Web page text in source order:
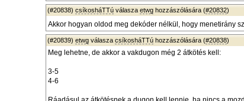
(#20838) csíkosháTTú válasza etwg hozzászólására (#20832)
Akkor hogyan oldod meg dekóder nélkül, hogy menetirány
(#20839) etwg válasza csíkosháTTú hozzászólására (#20838)
Meg lehetne, de akkor a vakdugon még 2 átkötés kell:
3-5
4-6